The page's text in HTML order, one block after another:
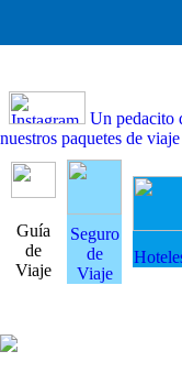
Un pedacito
nuestros paquetes de viaje
Guía
de
Viaje
Seguro
de
Viaje